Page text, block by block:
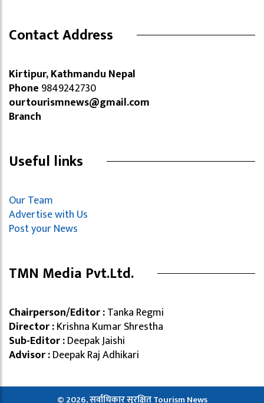
Contact Address
Kirtipur, Kathmandu Nepal
Phone 9849242730
ourtourismnews@gmail.com
Branch
Useful links
Our Team
Advertise with Us
Post your News
TMN Media Pvt.Ltd.
Chairperson/Editor :Tanka Regmi
Director :Krishna Kumar Shrestha
Sub-Editor :Deepak Jaishi
Advisor :Deepak Raj Adhikari
© 2026, सर्वाधिकार सुरक्षित Tourism News